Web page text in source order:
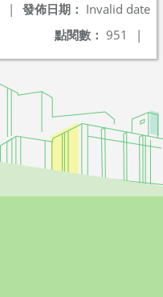
發佈日期： Invalid date
|
點閱數： 951 |